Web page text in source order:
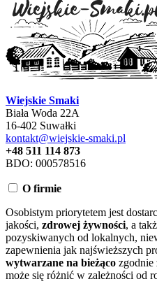
Wiejskie Smaki
Biała Woda 22A
16-402 Suwałki
kontakt@wiejskie-smaki.pl
+48 511 114 873
BDO: 000578516
O firmie
Osobistym priorytetem jest
jakości, zdrowej żywności, a
pozyskiwanych od lokalnych,
zapewnienia jak najświeższych
wytwarzane na bieżąco zgodnie
może się różnić w zależności od